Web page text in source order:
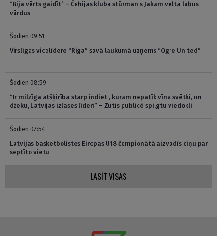
“Bija vērts gaidīt” – Čehijas kluba stūrmanis Jakam velta labus
vārdus
Šodien 09:51
Virslīgas vicelīdere “Riga” savā laukumā uzņems “Ogre United”
Šodien 08:59
“Ir milzīga atšķirība starp indieti, kuram nepatīk vīna svētki, un
džeku, Latvijas izlases līderi” – Zutis publicē spilgtu viedokli
Šodien 07:54
Latvijas basketbolistes Eiropas U18 čempionātā aizvadīs cīņu par
septīto vietu
LASĪT VISAS